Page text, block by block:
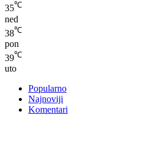
35℃
ned
38℃
pon
39℃
uto
Popularno
Najnoviji
Komentari